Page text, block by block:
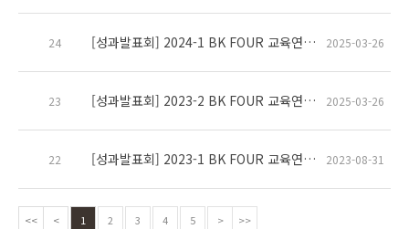
24 [성과발표회] 2024-1 BK FOUR 교육연구팀 5차년도 성과발표회 행사 및 시상식 2025-03-26
23 [성과발표회] 2023-2 BK FOUR 교육연구팀 4차년도 성과발표회 행사 및 시상식 2025-03-26
22 [성과발표회] 2023-1 BK FOUR 교육연구팀 4차년도 성과발표회 행사 및 시상식 2023-08-31
<< < 1 2 3 4 5 > >>